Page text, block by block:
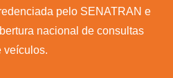
pelo SENATRAN e
nacional de consultas
veículos.